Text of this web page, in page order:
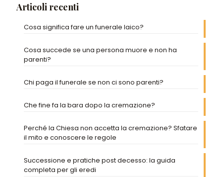
Articoli recenti
Cosa significa fare un funerale laico?
Cosa succede se una persona muore e non ha
parenti?
Chi paga il funerale se non ci sono parenti?
Che fine fa la bara dopo la cremazione?
Perché la Chiesa non accetta la cremazione? Sfatare
il mito e conoscere le regole
Successione e pratiche post decesso: la guida
completa per gli eredi